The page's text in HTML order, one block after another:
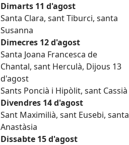
Dimarts 11 d'agost
Santa Clara, sant Tiburci, santa
Susanna
Dimecres 12 d'agost
Santa Joana Francesca de
Chantal, sant Herculà, Dijous 13
d'agost
Sants Poncià i Hipòlit, sant Cassià
Divendres 14 d'agost
Sant Maximilià, sant Eusebi, santa
Anastàsia
Dissabte 15 d'agost